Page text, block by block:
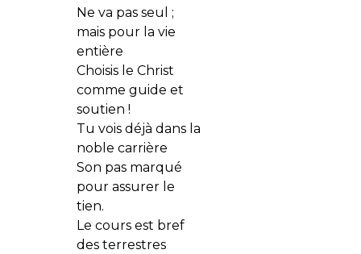
Ne va pas seul ;
mais pour la vie
entière
Choisis le Christ
comme guide et
soutien !
Tu vois déjà dans la
noble carrière
Son pas marqué
pour assurer le
tien.
Le cours est bref
des terrestres